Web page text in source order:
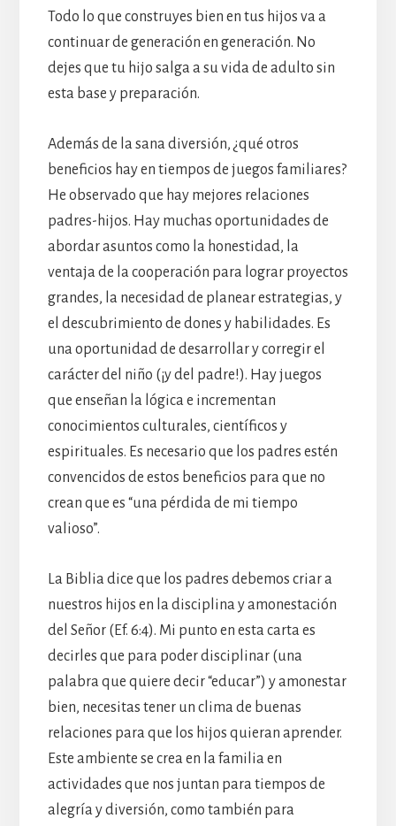
Todo lo que construyes bien en tus hijos va a
continuar de generación en generación. No
dejes que tu hijo salga a su vida de adulto sin
esta base y preparación.
Además de la sana diversión, ¿qué otros
beneficios hay en tiempos de juegos familiares?
He observado que hay mejores relaciones
padres-hijos. Hay muchas oportunidades de
abordar asuntos como la honestidad, la
ventaja de la cooperación para lograr proyectos
grandes, la necesidad de planear estrategias, y
el descubrimiento de dones y habilidades. Es
una oportunidad de desarrollar y corregir el
carácter del niño (¡y del padre!). Hay juegos
que enseñan la lógica e incrementan
conocimientos culturales, científicos y
espirituales. Es necesario que los padres estén
convencidos de estos beneficios para que no
crean que es “una pérdida de mi tiempo
valioso”.
La Biblia dice que los padres debemos criar a
nuestros hijos en la disciplina y amonestación
del Señor (Ef. 6:4). Mi punto en esta carta es
decirles que para poder disciplinar (una
palabra que quiere decir “educar”) y amonestar
bien, necesitas tener un clima de buenas
relaciones para que los hijos quieran aprender.
Este ambiente se crea en la familia en
actividades que nos juntan para tiempos de
alegría y diversión, como también para